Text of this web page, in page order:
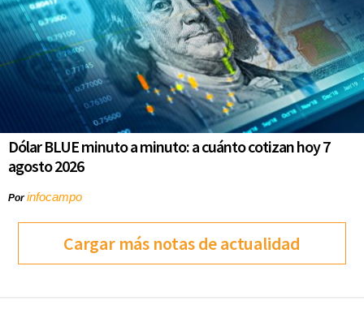
Dólar BLUE minuto a minuto: a cuánto cotizan hoy 7
agosto 2026
Porinfocampo
Cargar más notas de actualidad